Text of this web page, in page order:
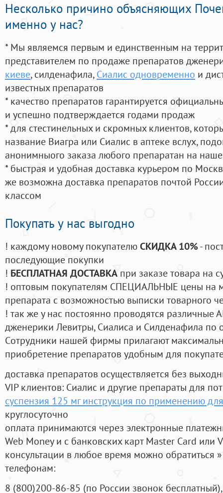
Несколько причино объясняющих
именно у нас?
* Мы являемся первым и единственным на
представителем по продаже препаратов
киеве, силденафила, Сиалис одновременно и
известных препаратов
* качество препаратов гарантируется
и успешно подтверждается годами продаж
* для стестинельных и скромных клиентов,
название Виагра или Сиалис в аптеке вслух,
анонимныого заказа любого препаратан на
* быстрая и удобная доставка курьером по
же возможна доставка препаратов почтой
классом
Покупать у нас выгодно
! каждому новому покупателюСКИДКА 10%-
последующие покупки
! БЕСПЛАТНАЯ ДОСТАВКА при заказе товара на
! оптовым покупателям СПЕЦИАЛЬНЫЕ цены на
препарата с возможностью выписки товарного
! так же у нас постоянно проводятся
дженерики Левитры, Сиалиса и Силденафила по
Cотрудники нашей фирмы прилагают
приобретение препаратов удобным для
доставка препаратов осуществляется без
VIP клиентов: Сиалис и другие препараты для
суспензия 125 мг инструкция по применению
круглосуточно
оплата принимаются через электронные
Web Money и с банковских карт Master Card или
консультации в любое время можно обратиться
телефонам:
8 (800)200-86-85 (по России звонок бесплатный),